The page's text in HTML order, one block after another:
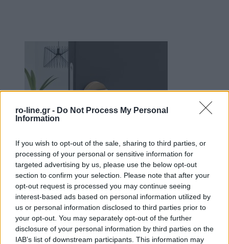
ro-line.gr - Do Not Process My Personal
Information
If you wish to opt-out of the sale, sharing to third parties, or
processing of your personal or sensitive information for
targeted advertising by us, please use the below opt-out
section to confirm your selection. Please note that after your
opt-out request is processed you may continue seeing
interest-based ads based on personal information utilized by
us or personal information disclosed to third parties prior to
your opt-out. You may separately opt-out of the further
disclosure of your personal information by third parties on the
IAB’s list of downstream participants. This information may
Σε Περιορισμένο Απόθεμα
Roline Κ804 Πόμολο Πόρτας με...
Υλικό: ΖΑΜΑΚ